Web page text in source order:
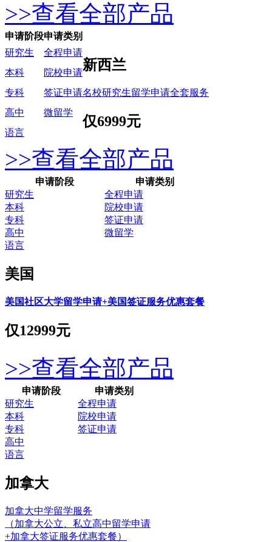
>>查看全部产品
申请阶段申请类别
研究生
全程申请
新西兰
名校研究生留学申请全套服务
仅6999元
本科
院校申请
专科
签证申请
高中
微留学
语言
>>查看全部产品
申请阶段
申请类别
研究生
全程申请
本科
院校申请
专科
签证申请
高中
微留学
语言
美国
美国社区大学留学申请+美国签证服务优惠套餐
仅12999元
>>查看全部产品
申请阶段
申请类别
研究生
全程申请
本科
院校申请
专科
签证申请
高中
语言
加拿大
加拿大中学留学服务
（加拿大公立、私立高中留学申请
+加拿大签证服务优惠套餐）